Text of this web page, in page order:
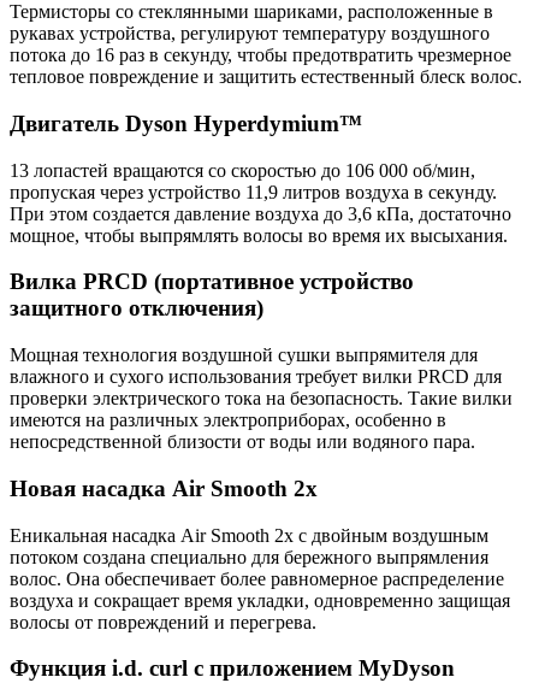
Термисторы со стеклянными шариками, расположенные в
рукавах устройства, регулируют температуру воздушного
потока до 16 раз в секунду, чтобы предотвратить чрезмерное
тепловое повреждение и защитить естественный блеск волос.
Двигатель Dyson Hyperdymium™
13 лопастей вращаются со скоростью до 106 000 об/мин,
пропуская через устройство 11,9 литров воздуха в секунду.
При этом создается давление воздуха до 3,6 кПа, достаточно
мощное, чтобы выпрямлять волосы во время их высыхания.
Вилка PRCD (портативное устройство
защитного отключения)
Мощная технология воздушной сушки выпрямителя для
влажного и сухого использования требует вилки PRCD для
проверки электрического тока на безопасность. Такие вилки
имеются на различных электроприборах, особенно в
непосредственной близости от воды или водяного пара.
Новая насадка Air Smooth 2x
Eникальная насадка Air Smooth 2x с двойным воздушным
потоком создана специально для бережного выпрямления
волос. Она обеспечивает более равномерное распределение
воздуха и сокращает время укладки, одновременно защищая
волосы от повреждений и перегрева.
Функция i.d. curl с приложением MyDyson